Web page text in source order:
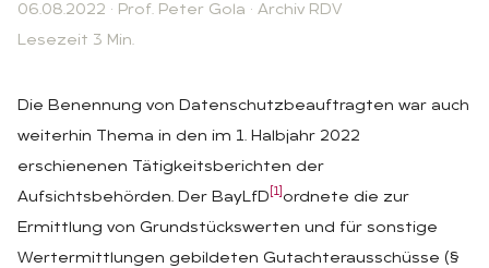
06.08.2022 · Prof. Peter Gola · Archiv RDV
Lesezeit 3 Min.
Die Benennung von Datenschutzbeauftragten war auch
weiterhin Thema in den im 1. Halbjahr 2022
erschienenen Tätigkeitsberichten der
Aufsichtsbehörden. Der BayLfD [1] ordnete die zur
Ermittlung von Grundstückswerten und für sonstige
Wertermittlungen gebildeten Gutachterausschüsse (§